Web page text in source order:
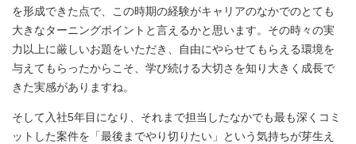
を形成できた点で、この時期の経験がキャリアのなかでのとても
大きなターニングポイントと言えるかと思います。その時々の実
力以上に厳しいお題をいただき、自由にやらせてもらえる環境を
与えてもらったからこそ、学び続ける大切さを知り大きく成長で
きた実感がありますね。
そして入社5年目になり、それまで担当したなかでも最も深くコミ
ットした案件を「最後までやり切りたい」という気持ちが芽生え